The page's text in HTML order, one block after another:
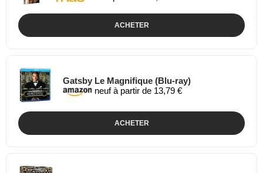
ACHETER
Gatsby Le Magnifique (Blu-ray)
neuf à partir de 13,79 €
ACHETER